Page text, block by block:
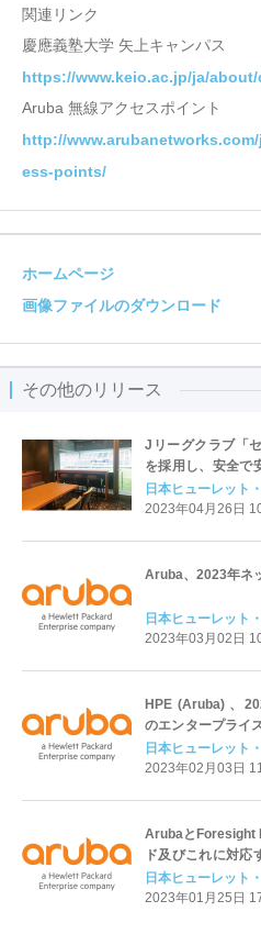
関連リンク
慶應義塾大学 矢上キャンパス
https://www.keio.ac.jp/ja/
Aruba 無線アクセスポイント
http://
ess-points/
ホームページ
画像ファイルのダウンロード
その他のリリース
Jリーグクラブ「
を採用し、安全で
訪者を支援
日本ヒューレット
2023年04月26日
Aruba、2023年ネ
日本ヒューレット
2023年03月02日
HPE (Aruba) 、
のエンタープライ
ャ部門において17
日本ヒューレット
2023年02月03日
ArubaとForesight
ド及びこれに対応
想
日本ヒューレット
2023年01月25日